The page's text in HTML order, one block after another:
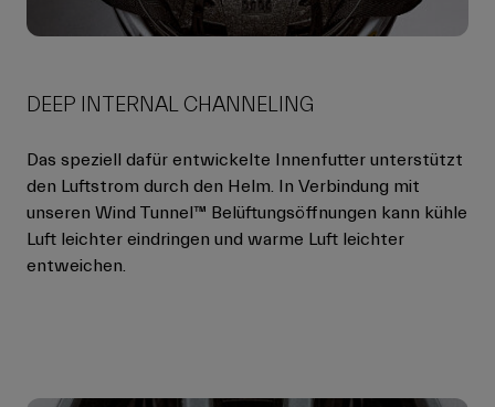
DEEP INTERNAL CHANNELING
Das speziell dafür entwickelte Innenfutter unterstützt
den Luftstrom durch den Helm. In Verbindung mit
unseren Wind Tunnel™ Belüftungsöffnungen kann kühle
Luft leichter eindringen und warme Luft leichter
entweichen.